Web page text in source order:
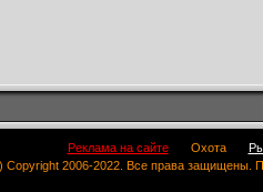
Реклама на сайте Охота
2006-2022. Все права защищены.